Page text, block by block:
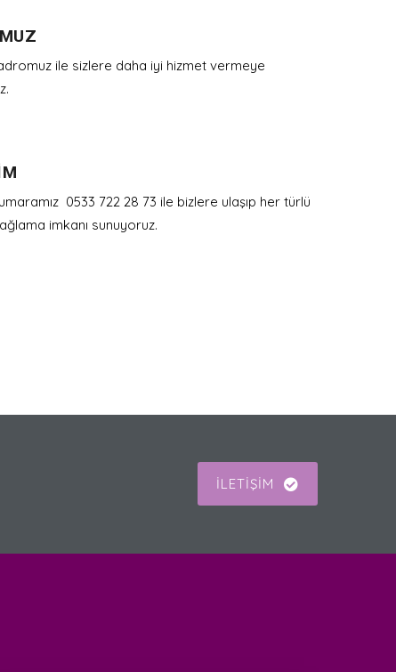
ile sizlere daha iyi hizmet vermeye
0533 722 28 73 ile bizlere ulaşıp her türlü
imkanı sunuyoruz.
İLETİŞİM